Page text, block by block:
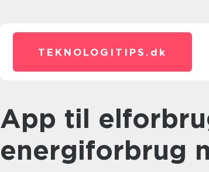
TEKNOLOGITIPS. dk
App til elforbrug: Optimer dit
energiforbrug